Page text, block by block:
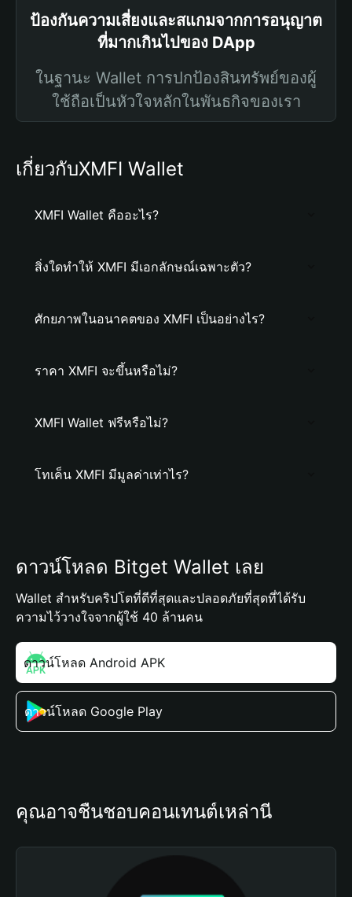
ป้องกันความเสี่ยงและสแกมจากการอนุญาต
ที่มากเกินไปของ DApp
ในฐานะ Wallet การปกป้องสินทรัพย์ของผู้
ใช้ถือเป็นหัวใจหลักในพันธกิจของเรา
เกี่ยวกับXMFI Wallet
XMFI Wallet คืออะไร?
สิ่งใดทำให้ XMFI มีเอกลักษณ์เฉพาะตัว?
ศักยภาพในอนาคตของ XMFI เป็นอย่างไร?
ราคา XMFI จะขึ้นหรือไม่?
XMFI Wallet ฟรีหรือไม่?
โทเค็น XMFI มีมูลค่าเท่าไร?
ดาวน์โหลด Bitget Wallet เลย
Wallet สำหรับคริปโตที่ดีที่สุดและปลอดภัยที่สุดที่ได้รับ
ความไว้วางใจจากผู้ใช้ 40 ล้านคน
ดาวน์โหลด Android APK
ดาวน์โหลด Google Play
คุณอาจชื่นชอบคอนเทนต์เหล่านี้